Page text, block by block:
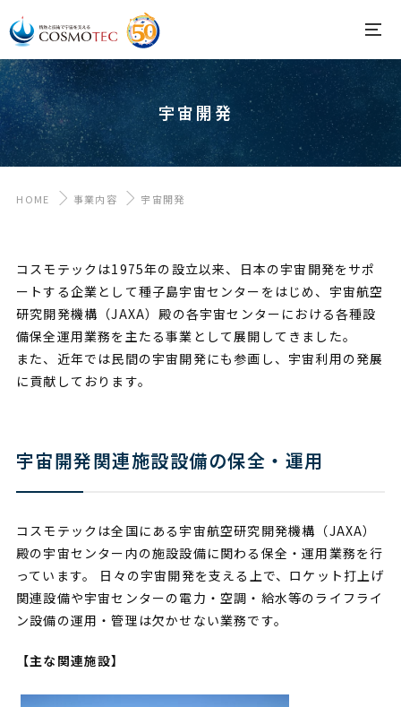
宇宙開発
HOME 事業内容 宇宙開発
コスモテックは1975年の設立以来、日本の宇宙開発をサポ
ートする企業として種子島宇宙センターをはじめ、宇宙航空
研究開発機構（JAXA）殿の各宇宙センターにおける各種設
備保全運用業務を主たる事業として展開してきました。
また、近年では民間の宇宙開発にも参画し、宇宙利用の発展
に貢献しております。
宇宙開発関連施設設備の保全・運用
コスモテックは全国にある宇宙航空研究開発機構（JAXA）
殿の宇宙センター内の施設設備に関わる保全・運用業務を行
っています。 日々の宇宙開発を支える上で、ロケット打上げ
関連設備や宇宙センターの電力・空調・給水等のライフライ
ン設備の運用・管理は欠かせない業務です。
【主な関連施設】